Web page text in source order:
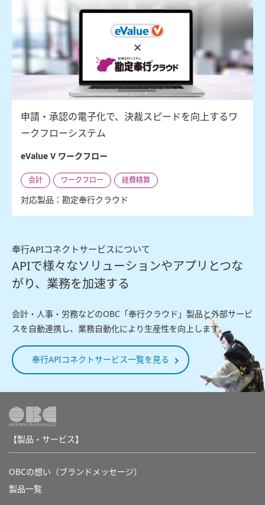
申請・承認の電子化で、決裁スピードを向上するワ
ークフローシステム
eValue V ワークフロー
会計 ワークフロー 経費精算
対応製品：勘定奉行クラウド
奉行APIコネクトサービスについて
APIで様々なソリューションやアプリとつな
がり、業務を加速する
会計・人事・労務などのOBC「奉行クラウド」製品と外部サービ
スを自動連携し、業務自動化により生産性を向上します。
奉行APIコネクトサービス一覧を見る
【製品・サービス】
OBCの想い（ブランドメッセージ）
製品一覧